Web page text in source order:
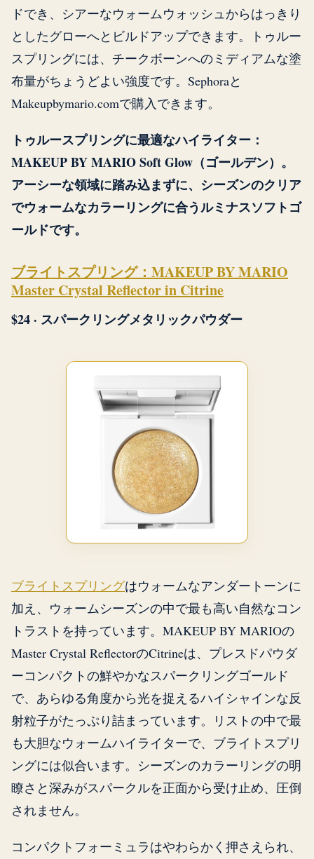
ドでき、シアーなウォームウォッシュからはっきり
としたグローへとビルドアップできます。トゥルー
スプリングには、チークボーンへのミディアムな塗
布量がちょうどよい強度です。Sephoraと
Makeupbymario.comで購入できます。
トゥルースプリングに最適なハイライター：
MAKEUP BY MARIO Soft Glow（ゴールデン）。
アーシーな領域に踏み込まずに、シーズンのクリア
でウォームなカラーリングに合うルミナスソフトゴ
ールドです。
ブライトスプリング：MAKEUP BY MARIO
Master Crystal Reflector in Citrine
$24 · スパークリングメタリックパウダー
ブライトスプリングはウォームなアンダートーンに
加え、ウォームシーズンの中で最も高い自然なコン
トラストを持っています。MAKEUP BY MARIOの
Master Crystal ReflectorのCitrineは、プレスドパウダ
ーコンパクトの鮮やかなスパークリングゴールド
で、あらゆる角度から光を捉えるハイシャインな反
射粒子がたっぷり詰まっています。リストの中で最
も大胆なウォームハイライターで、ブライトスプリ
ングには似合います。シーズンのカラーリングの明
瞭さと深みがスパークルを正面から受け止め、圧倒
されません。
コンパクトフォーミュラはやわらかく押さえられ、